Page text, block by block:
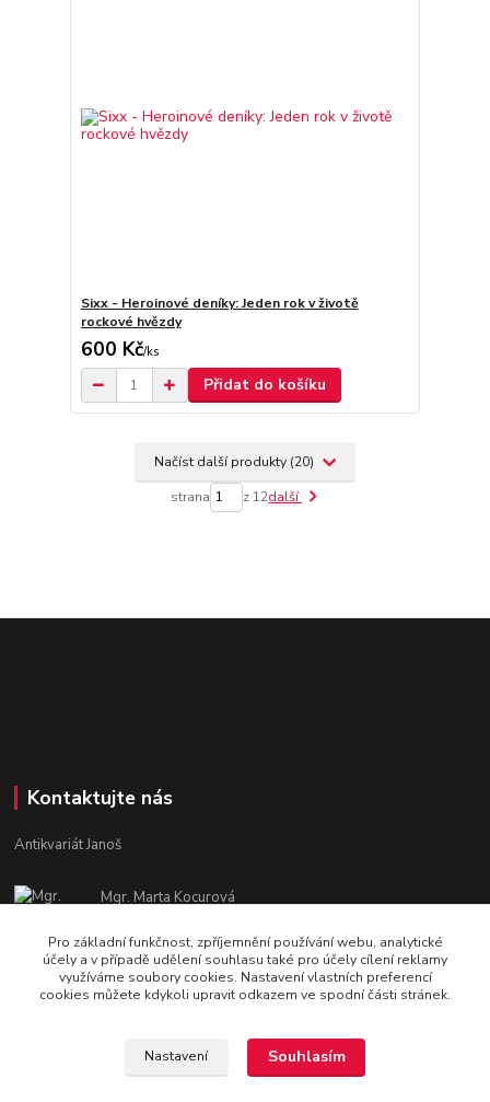
Sixx - Heroinové deníky: Jeden rok v životě
rockové hvězdy
600 Kč/ks
Přidat do košíku
Načíst další produkty (20)
strana z 12další
Kontaktujte nás
Antikvariát Janoš
Mgr. Marta Kocurová
Po - Pá: 9:00 - 15:00
janosova.marta@email.cz
Pro základní funkčnost, zpříjemnění používání webu, analytické
účely a v případě udělení souhlasu také pro účely cílení reklamy
využíváme soubory cookies. Nastavení vlastních preferencí
cookies můžete kdykoli upravit odkazem ve spodní části stránek.
Nastavení Souhlasím